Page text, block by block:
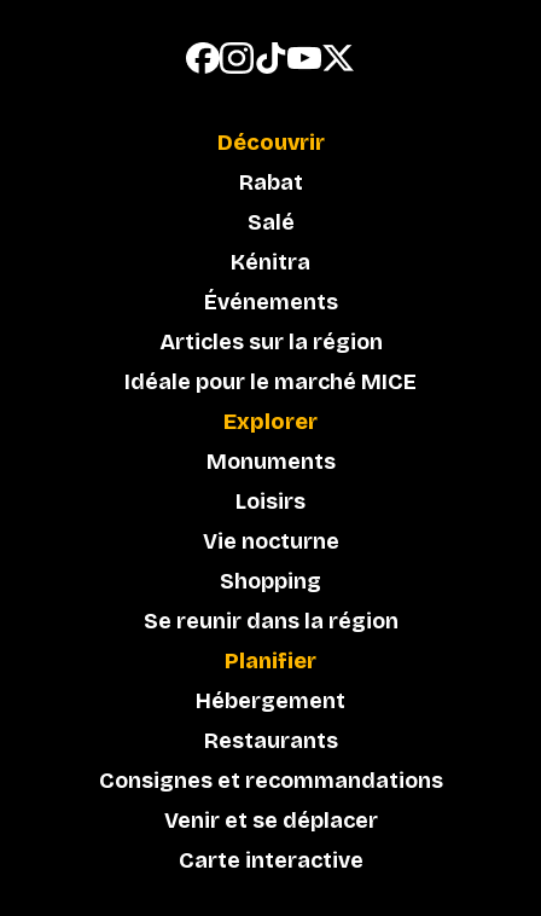
Découvrir
Rabat
Salé
Kénitra
Événements
Articles sur la région
Idéale pour le marché MICE
Explorer
Monuments
Loisirs
Vie nocturne
Shopping
Se reunir dans la région
Planifier
Hébergement
Restaurants
Consignes et recommandations
Venir et se déplacer
Carte interactive